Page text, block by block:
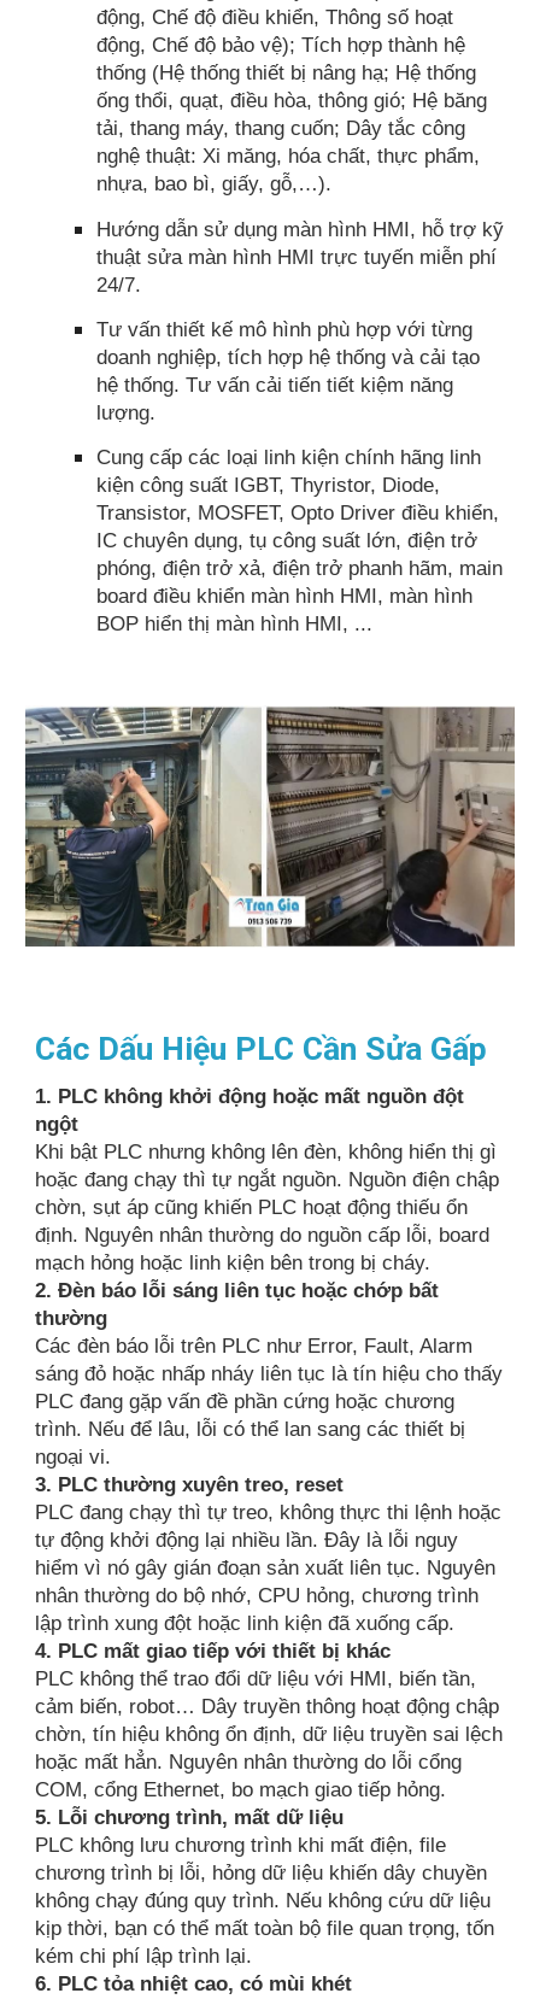
động, Chế độ điều khiển, Thông số hoạt
động, Chế độ bảo vệ); Tích hợp thành hệ
thống (Hệ thống thiết bị nâng hạ; Hệ thống
ống thổi, quạt, điều hòa, thông gió; Hệ băng
tải, thang máy, thang cuốn; Dây tắc công
nghệ thuật: Xi măng, hóa chất, thực phẩm,
nhựa, bao bì, giấy, gỗ,…).
Hướng dẫn sử dụng màn hình HMI, hỗ trợ kỹ
thuật sửa màn hình HMI trực tuyến miễn phí
24/7.
Tư vấn thiết kế mô hình phù hợp với từng
doanh nghiệp, tích hợp hệ thống và cải tạo
hệ thống. Tư vấn cải tiến tiết kiệm năng
lượng.
Cung cấp các loại linh kiện chính hãng linh
kiện công suất IGBT, Thyristor, Diode,
Transistor, MOSFET, Opto Driver điều khiển,
IC chuyên dụng, tụ công suất lớn, điện trở
phóng, điện trở xả, điện trở phanh hãm, main
board điều khiển màn hình HMI, màn hình
BOP hiển thị màn hình HMI, ...
Các Dấu Hiệu PLC Cần Sửa Gấp
1. PLC không khởi động hoặc mất nguồn đột
ngột
Khi bật PLC nhưng không lên đèn, không hiển thị gì
hoặc đang chạy thì tự ngắt nguồn. Nguồn điện chập
chờn, sụt áp cũng khiến PLC hoạt động thiếu ổn
định. Nguyên nhân thường do nguồn cấp lỗi, board
mạch hỏng hoặc linh kiện bên trong bị cháy.
2. Đèn báo lỗi sáng liên tục hoặc chớp bất
thường
Các đèn báo lỗi trên PLC như Error, Fault, Alarm
sáng đỏ hoặc nhấp nháy liên tục là tín hiệu cho thấy
PLC đang gặp vấn đề phần cứng hoặc chương
trình. Nếu để lâu, lỗi có thể lan sang các thiết bị
ngoại vi.
3. PLC thường xuyên treo, reset
PLC đang chạy thì tự treo, không thực thi lệnh hoặc
tự động khởi động lại nhiều lần. Đây là lỗi nguy
hiểm vì nó gây gián đoạn sản xuất liên tục. Nguyên
nhân thường do bộ nhớ, CPU hỏng, chương trình
lập trình xung đột hoặc linh kiện đã xuống cấp.
4. PLC mất giao tiếp với thiết bị khác
PLC không thể trao đổi dữ liệu với HMI, biến tần,
cảm biến, robot… Dây truyền thông hoạt động chập
chờn, tín hiệu không ổn định, dữ liệu truyền sai lệch
hoặc mất hẳn. Nguyên nhân thường do lỗi cổng
COM, cổng Ethernet, bo mạch giao tiếp hỏng.
5. Lỗi chương trình, mất dữ liệu
PLC không lưu chương trình khi mất điện, file
chương trình bị lỗi, hỏng dữ liệu khiến dây chuyền
không chạy đúng quy trình. Nếu không cứu dữ liệu
kịp thời, bạn có thể mất toàn bộ file quan trọng, tốn
kém chi phí lập trình lại.
6. PLC tỏa nhiệt cao, có mùi khét